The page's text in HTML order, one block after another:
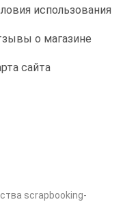
использования
о магазине
сайта
scrapbooking-